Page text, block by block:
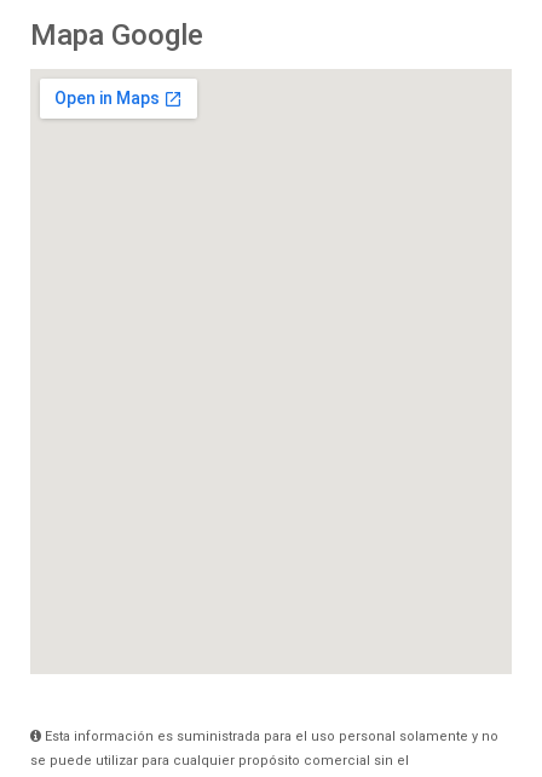
Mapa Google
Esta información es suministrada para el uso personal solamente y no
se puede utilizar para cualquier propósito comercial sin el